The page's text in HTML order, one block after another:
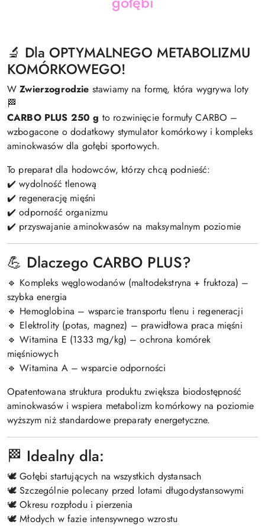
🔬 Dla OPTYMALNEGO METABOLIZMU
KOMÓRKOWEGO!
WZwierzogrodzie stawiamy na formę, która wygrywa loty
🏁
CARBO PLUS 250 g to rozwinięcie formuły CARBO –
wzbogacone o dodatkowy stymulator komórkowy i kompleks
aminokwasów dla gołębi sportowych.
To preparat dla hodowców, którzy chcą podnieść:
✔️ wydolność tlenową
✔️ regenerację mięśni
✔️ odporność organizmu
✔️ przyswajanie aminokwasów na maksymalnym poziomie
💪 Dlaczego CARBO PLUS?
🔹 Kompleks węglowodanów (maltodekstryna + fruktoza) –
szybka energia
🔹 Hemoglobina – wsparcie transportu tlenu i regeneracji
🔹 Elektrolity (potas, magnez) – prawidłowa praca mięśni
🔹 Witamina E (1333 mg/kg) – ochrona komórek
mięśniowych
🔹 Witamina A – wsparcie odporności
Opatentowana struktura produktu zwiększa biodostępność
aminokwasów i wspiera metabolizm komórkowy na poziomie
wyższym niż standardowe preparaty energetyczne.
🏁 Idealny dla:
🕊️ Gołębi startujących na wszystkich dystansach
🕊️ Szczególnie polecany przed lotami długodystansowymi
🕊️ Okresu rozpłodu i pierzenia
🕊️ Młodych w fazie intensywnego wzrostu